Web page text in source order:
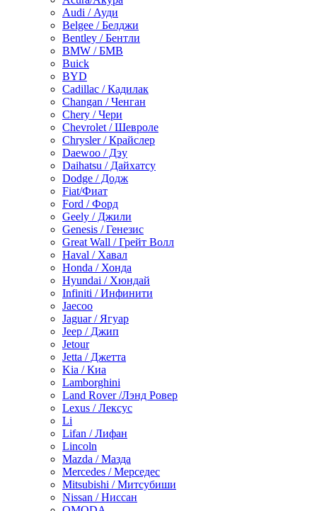
Audi / Ауди
Belgee / Белджи
Bentley / Бентли
BMW / БМВ
Buick
BYD
Cadillac / Кадилак
Changan / Ченган
Chery / Чери
Chevrolet / Шевроле
Chrysler / Крайслер
Daewoo / Дэу
Daihatsu / Дайхатсу
Dodge / Додж
Fiat/Фиат
Ford / Форд
Geely / Джили
Genesis / Генезис
Great Wall / Грейт Волл
Haval / Хавал
Honda / Хонда
Hyundai / Хюндай
Infiniti / Инфинити
Jaecoo
Jaguar / Ягуар
Jeep / Джип
Jetour
Jetta / Джетта
Kia / Киа
Lamborghini
Land Rover /Лэнд Ровер
Lexus / Лексус
Li
Lifan / Лифан
Lincoln
Mazda / Мазда
Mercedes / Мерседес
Mitsubishi / Митсубиши
Nissan / Ниссан